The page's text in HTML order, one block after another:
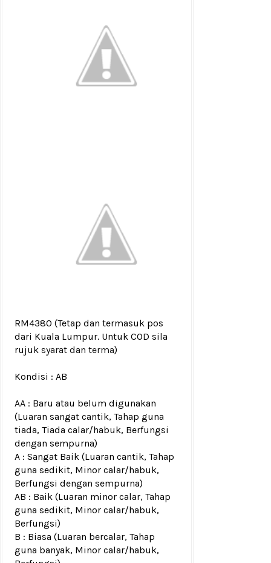
RM4380 (Tetap dan termasuk pos
dari Kuala Lumpur. Untuk COD sila
rujuk syarat dan terma)
Kondisi : AB
AA : Baru atau belum digunakan
(Luaran sangat cantik, Tahap guna
tiada, Tiada calar/habuk, Berfungsi
dengan sempurna)
A : Sangat Baik (Luaran cantik, Tahap
guna sedikit, Minor calar/habuk,
Berfungsi dengan sempurna)
AB : Baik (Luaran minor calar, Tahap
guna sedikit, Minor calar/habuk,
Berfungsi)
B : Biasa (Luaran bercalar, Tahap
guna banyak, Minor calar/habuk,